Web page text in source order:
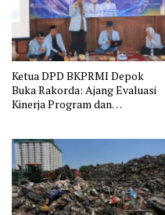
Ketua DPD BKPRMI Depok
Buka Rakorda: Ajang Evaluasi
Kinerja Program dan